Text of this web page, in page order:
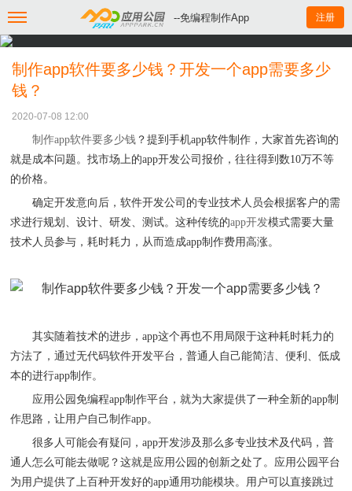
--免编程制作App 注册
制作app软件要多少钱？开发一个app需要多少
钱？
2020-07-08 12:00
制作app软件要多少钱 ？ 提到手机app软件制作，大家首先咨询的
就是成本问题。找市场上的app开发公司报价 ，往往得到数10万不等
的价格。
确定开发意向后，软件开发公司的专业技术人员会根据客户的需
求进行规划 、 设计、 研发、 测试。这种传统的app开发模式需要大量
技术人员参与 ， 耗时耗力，从而造成app制作费用高涨。
其实随着技术的进步， app这个再也不用局限于这种耗时耗力的
方法了 ， 通过无代码软件开发平台，普通人 自己能简洁、 便利 、 低成
本的进行app制作。
应用公园免编程app制作平台，就为大家提供了一种全新的app制
作思路，让用户自己制作app。
很多人可能会有疑问， app开发涉及那么多专业技术及代码，普
通人怎么可能去做呢？这就是应用公园 的创新之处了。应用公园平台
为用户提供了上百种开发好的app通用功能模块。用户可以直接跳过